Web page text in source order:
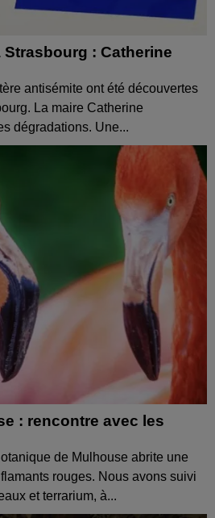
: Catherine
antisémite ont été découvertes
La maire Catherine
dégradations. Une...
: rencontre avec les
de Mulhouse abrite une
rouges. Nous avons suivi
et terrarium, à...